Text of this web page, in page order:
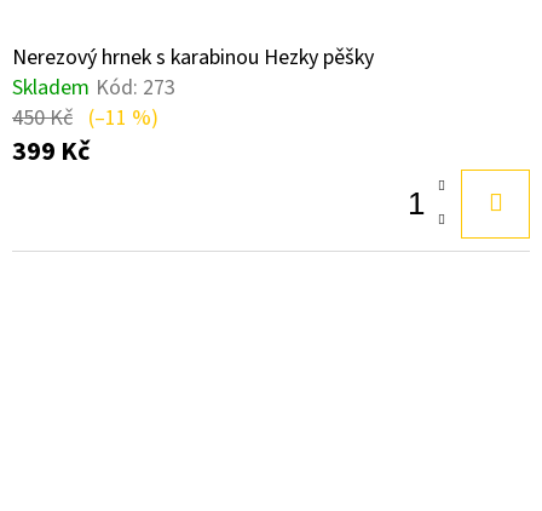
Nerezový hrnek s karabinou Hezky pěšky
Skladem Kód: 273
450 Kč (–11 %)
399 Kč